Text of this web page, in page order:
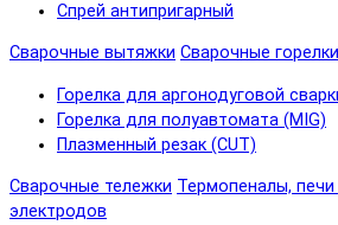
Спрей антипригарный
Сварочные вытяжки Сварочные горелки
Горелка для аргонодуговой
Горелка для полуавтомата (MIG)
Плазменный резак (CUT)
Сварочные тележки Термопеналы,
электродов